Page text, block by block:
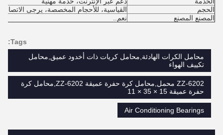
الحجم
القياسية، للأحجام المخصصة، يرجى الاتصال
المصنع المصنع
نعم..
Tags:
محامل الكرات الهادئة,محامل كريات ذات أخدود عميق,محامل
تكييف الهواء
6202-ZZ محمل,محامل كرة حفرة عميقة 6202-ZZ,محامل كرة
حفرة عميقة 15 × 35 × 11
Air Conditioning Bearings